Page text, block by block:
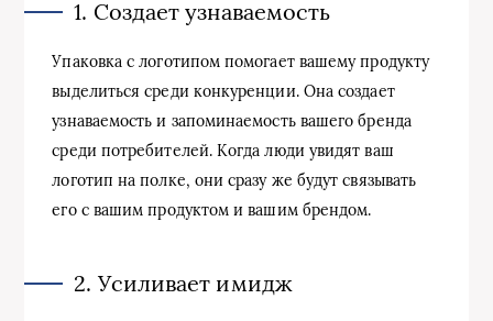
1. Создает узнаваемость
Упаковка с логотипом помогает вашему продукту
выделиться среди конкуренции. Она создает
узнаваемость и запоминаемость вашего бренда
среди потребителей. Когда люди увидят ваш
логотип на полке, они сразу же будут связывать
его с вашим продуктом и вашим брендом.
2. Усиливает имидж